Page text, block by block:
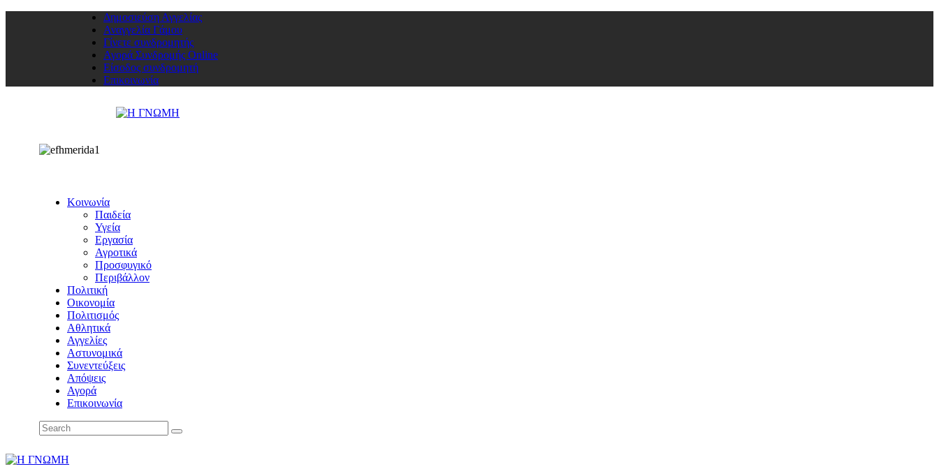
Δημοσιεύση Αγγελίας
Αναγγελία Γάμου
Γίνετε συνδρομητής
Αγορά Συνδρομής Online
Είσοδος συνδρομητή
Επικοινωνία
Κοινωνία
Παιδεία
Υγεία
Εργασία
Αγροτικά
Προσφυγικό
Περιβάλλον
Πολιτική
Οικονομία
Πολιτισμός
Αθλητικά
Αγγελίες
Αστυνομικά
Συνεντεύξεις
Απόψεις
Αγορά
Επικοινωνία